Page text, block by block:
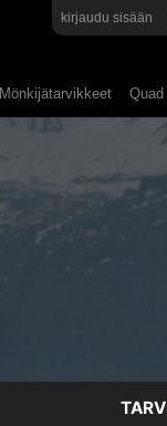
kirjaudu sisään
Mönkijätarvikkeet